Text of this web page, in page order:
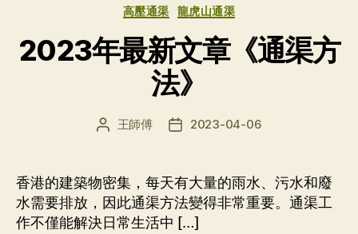
高壓通渠
龍虎山通渠
2023年最新文章《通渠方
法》
文
者
王師傅
发
期
2023-04-06
香港的建築物密集，每天有大量的雨水、污水和廢
水需要排放，因此通渠方法變得非常重要。通渠工
作不僅能解決日常生活中 […]